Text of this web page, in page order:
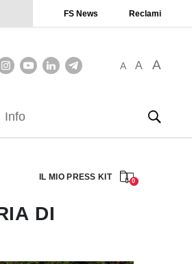
FS News Reclami
A A A
Info
IL MIO PRESS KIT 0
DI